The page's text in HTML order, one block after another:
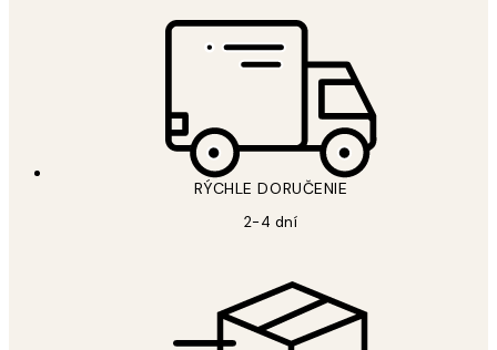
RÝCHLE DORUČENIE
2-4 dní